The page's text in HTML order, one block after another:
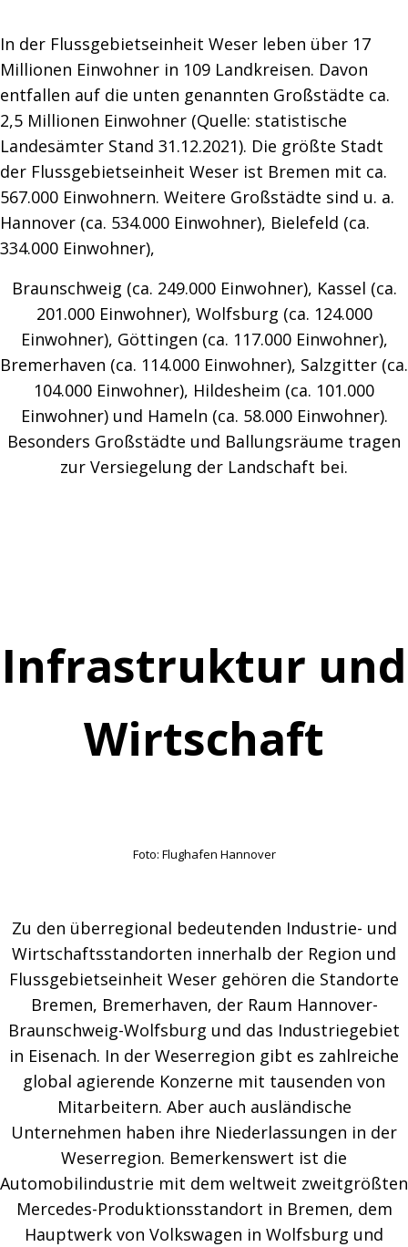
In der Flussgebietseinheit Weser leben über 17
Millionen Einwohner in 109 Landkreisen. Davon
entfallen auf die unten genannten Großstädte ca.
2,5 Millionen Einwohner (Quelle: statistische
Landesämter Stand 31.12.2021). Die größte Stadt
der Flussgebietseinheit Weser ist Bremen mit ca.
567.000 Einwohnern. Weitere Großstädte sind u. a.
Hannover (ca. 534.000 Einwohner), Bielefeld (ca.
334.000 Einwohner),
Braunschweig (ca. 249.000 Einwohner), Kassel (ca.
201.000 Einwohner), Wolfsburg (ca. 124.000
Einwohner), Göttingen (ca. 117.000 Einwohner),
Bremerhaven (ca. 114.000 Einwohner), Salzgitter (ca.
104.000 Einwohner), Hildesheim (ca. 101.000
Einwohner) und Hameln (ca. 58.000 Einwohner).
Besonders Großstädte und Ballungsräume tragen
zur Versiegelung der Landschaft bei.
Infrastruktur und
Wirtschaft
Foto: Flughafen Hannover
Zu den überregional bedeutenden Industrie- und
Wirtschaftsstandorten innerhalb der Region und
Flussgebietseinheit Weser gehören die Standorte
Bremen, Bremerhaven, der Raum Hannover-
Braunschweig-Wolfsburg und das Industriegebiet
in Eisenach. In der Weserregion gibt es zahlreiche
global agierende Konzerne mit tausenden von
Mitarbeitern. Aber auch ausländische
Unternehmen haben ihre Niederlassungen in der
Weserregion. Bemerkenswert ist die
Automobilindustrie mit dem weltweit zweitgrößten
Mercedes-Produktionsstandort in Bremen, dem
Hauptwerk von Volkswagen in Wolfsburg und